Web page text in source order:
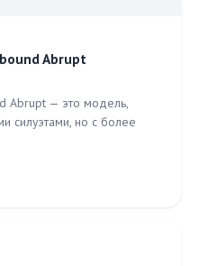
Abrupt
Abrupt — это модель,
силуэтами, но с более